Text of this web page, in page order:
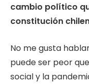
cambio político
constitución
No me gusta
puede ser peor
social y la